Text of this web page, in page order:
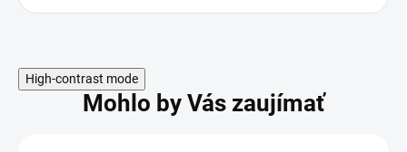
High-contrast mode
Mohlo by Vás zaujímať